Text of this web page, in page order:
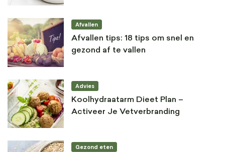
Afvallen
Afvallen tips: 18 tips om snel en
gezond af te vallen
Advies
Koolhydraatarm Dieet Plan –
Activeer Je Vetverbranding
Gezond eten